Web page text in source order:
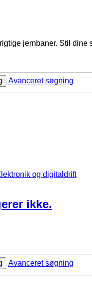
jernbaner. Stil dine
Avanceret søgning
og digitaldrift
ikke.
Avanceret søgning